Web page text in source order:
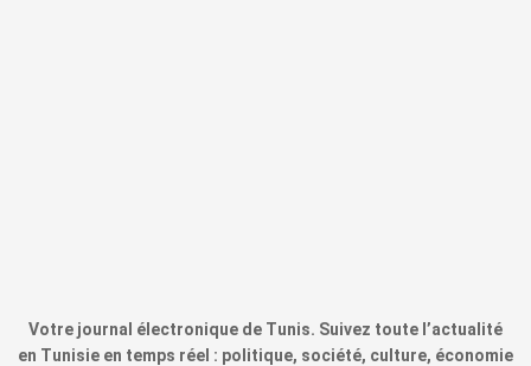
Votre journal électronique de Tunis. Suivez toute l’actualité
en Tunisie en temps réel : politique, société, culture, économie